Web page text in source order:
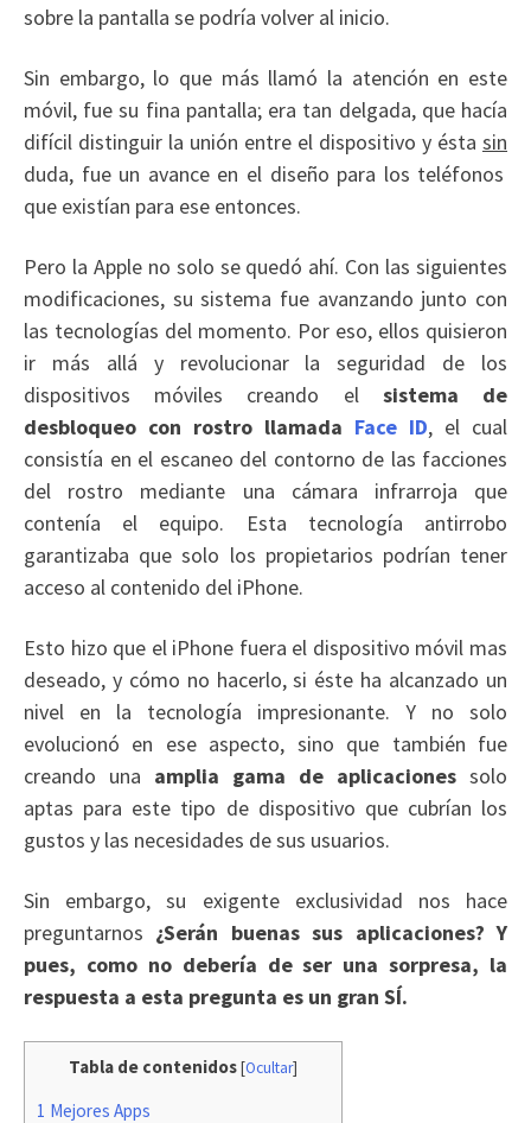
sobre la pantalla se podría volver al inicio.
Sin embargo, lo que más llamó la atención en este
móvil, fue su fina pantalla; era tan delgada, que hacía
difícil distinguir la unión entre el dispositivo y ésta sin
duda, fue un avance en el diseño para los teléfonos
que existían para ese entonces.
Pero la Apple no solo se quedó ahí. Con las siguientes
modificaciones, su sistema fue avanzando junto con
las tecnologías del momento. Por eso, ellos quisieron
ir más allá y revolucionar la seguridad de los
dispositivos móviles creando el sistema de
desbloqueo con rostro llamada Face ID, el cual
consistía en el escaneo del contorno de las facciones
del rostro mediante una cámara infrarroja que
contenía el equipo. Esta tecnología antirrobo
garantizaba que solo los propietarios podrían tener
acceso al contenido del iPhone.
Esto hizo que el iPhone fuera el dispositivo móvil mas
deseado, y cómo no hacerlo, si éste ha alcanzado un
nivel en la tecnología impresionante. Y no solo
evolucionó en ese aspecto, sino que también fue
creando una amplia gama de aplicaciones solo
aptas para este tipo de dispositivo que cubrían los
gustos y las necesidades de sus usuarios.
Sin embargo, su exigente exclusividad nos hace
preguntarnos ¿Serán buenas sus aplicaciones? Y
pues, como no debería de ser una sorpresa, la
respuesta a esta pregunta es un gran SÍ.
Tabla de contenidos[Ocultar]
1 Mejores Apps